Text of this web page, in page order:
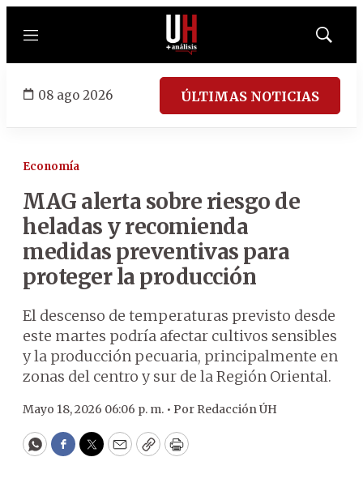
Menú
Mostrar
08 ago 2026 ÚLTIMAS NOTICIAS
Economía
MAG alerta sobre riesgo de
heladas y recomienda
medidas preventivas para
proteger la producción
El descenso de temperaturas previsto desde
este martes podría afectar cultivos sensibles
y la producción pecuaria, principalmente en
zonas del centro y sur de la Región Oriental.
Mayo 18, 2026 06:06 p. m. • Por Redacción ÚH
WhatsApp
Facebook
Twitter
EmailCopyPrint